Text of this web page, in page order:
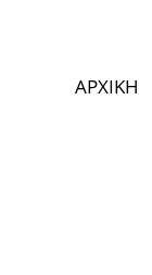
ΑΡΧΙΚΗ